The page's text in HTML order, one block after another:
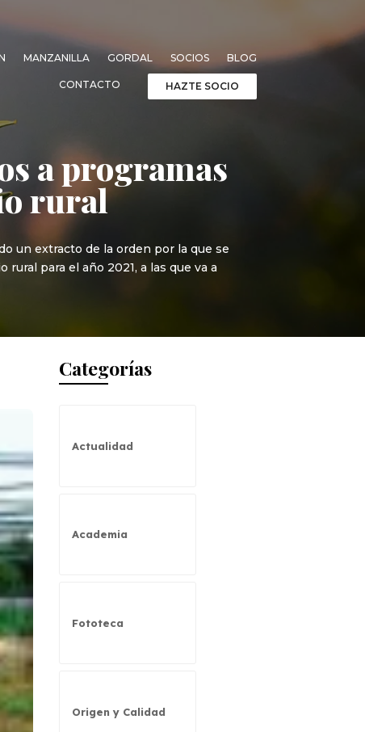
MANZANILLA GORDAL SOCIOS BLOG
CONTACTO HAZTE SOCIO
a programas
rural
un extracto de la orden por la que se
para el año 2021, a las que va a
Categorías
Actualidad
Academia
Fototeca
Origen y Calidad